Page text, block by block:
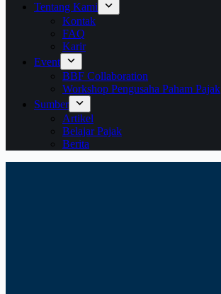
Tentang Kami
Kontak
FAQ
Karir
Event
BBF Collaboration
Workshop Pengusaha Paham Pajak
Sumber
Artikel
Belajar Pajak
Berita